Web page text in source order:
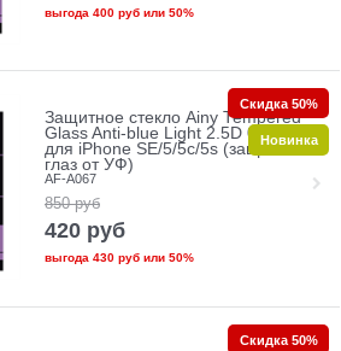
выгода 400 рубили 50%
Защитное стекло Ainy Tempered
Glass Anti-blue Light 2.5D 0.33mm
для iPhone SE/5/5c/5s (защита
глаз от УФ)
AF-A067
850 руб
420 руб
выгода 430 рубили 50%
Скидка 50%
Новинка
Скидка 50%